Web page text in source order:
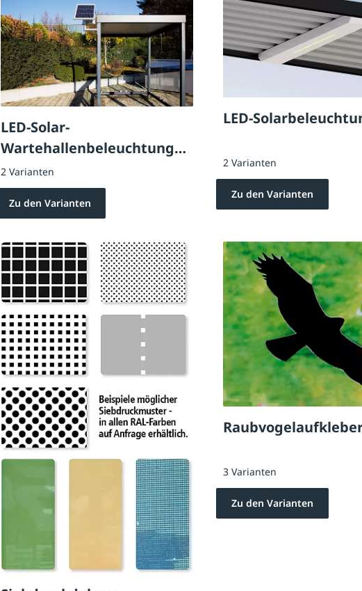
LED-Solar-
Wartehallenbeleuchtung
KLSS
2 Varianten
Zu den Varianten
LED-
2 Varianten
Zu den Varianten
3 Varianten
Zu den Varianten